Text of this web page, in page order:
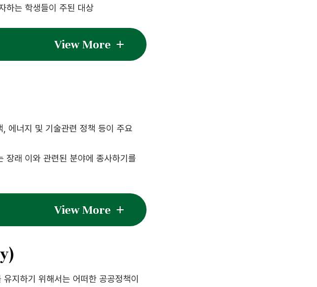
하는 학생들이 주된 대상
View More
에너지 및 기술관련 정책 등이 주요
장래 이와 관련된 분야에 종사하기를
View More
지하기 위해서는 어떠한 공공정책이